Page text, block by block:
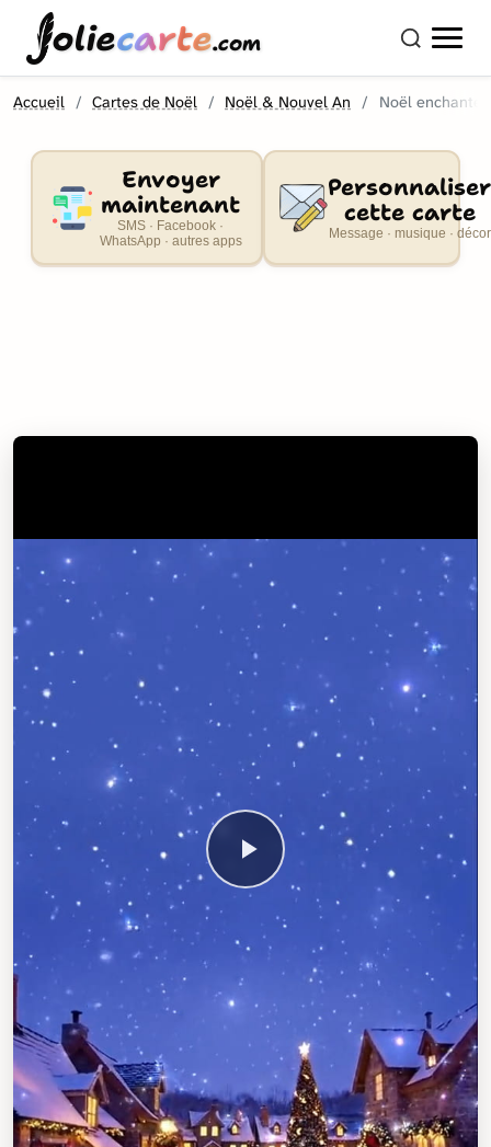
oliecarte.com
Accueil Cartes de Noël Noël & Nouvel An Noël enchanté
Envoyer
maintenant
SMS · Facebook ·
WhatsApp · autres apps
Personnaliser
cette carte
Message · musique · décor